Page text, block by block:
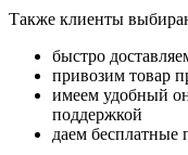
Также клиенты
быстро
привозим товар
имеем удобный
поддержкой
даем бесплатные